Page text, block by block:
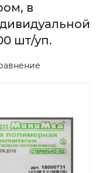
в
шт/уп.